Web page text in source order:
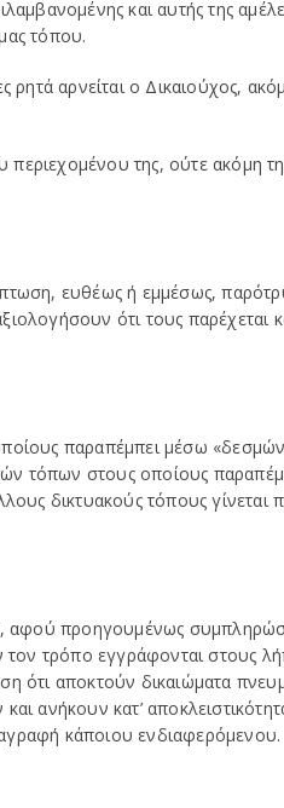
και αυτής της
τόπου.
αρνείται ο Δικαιούχος,
της, ούτε ακόμη
ευθέως ή εμμέσως,
ότι τους παρέχεται
παραπέμπει μέσω
τόπων στους οποίους
δικτυακούς τόπους γίνεται
αφού προηγουμένως
τον τρόπο εγγράφονται στους
αποκτούν δικαιώματα
ανήκουν κατ’
κάποιου ενδιαφερόμενου.